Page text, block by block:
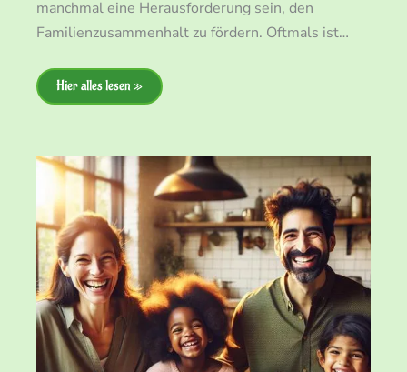
manchmal eine Herausforderung sein, den
Familienzusammenhalt zu fördern. Oftmals ist…
Hier alles lesen »